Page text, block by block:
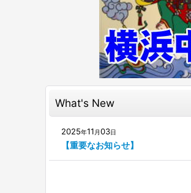
What's New
2025年11 月03日
【重要なお知らせ】